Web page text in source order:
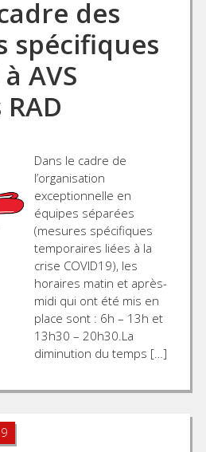
des
spécifiques
AVS
Dans le cadre de
l’organisation
exceptionnelle en
équipes séparées
(mesures spécifiques
temporaires liées à la
crise COVID19), les
horaires matin et après-
midi qui ont été mis en
place sont : 6h – 13h et
13h30 – 20h30.La
diminution du temps […]